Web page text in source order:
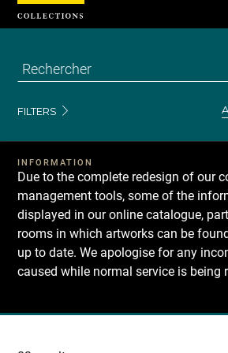
FILTERS
INFORMATION
Due to the complete redesign of our
management tools, some of the
displayed in our online catalogue,
rooms in which artworks can be
up to date. We apologise for any
caused while normal service is being
Recherche
Cookies management panel